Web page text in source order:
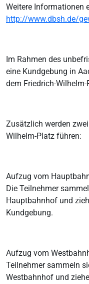
Weitere Informationen
http://www.dbsh.de/
Im Rahmen des
eine Kundgebung in
dem Friedrich-
Zusätzlich werden
Wilhelm-Platz führen:
Aufzug vom
Die Teilnehmer
Hauptbahnhof und
Kundgebung.
Aufzug vom
Teilnehmer sammeln
Westbahnhof und